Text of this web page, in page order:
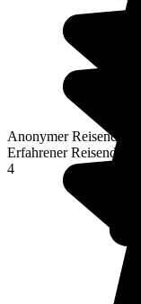
Anonymer Reisender
Erfahrener Reisender
4